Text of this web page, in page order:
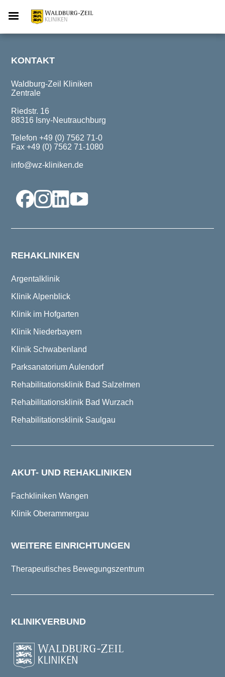
KONTAKT
Waldburg-Zeil Kliniken
Zentrale
Riedstr. 16
88316 Isny-Neutrauchburg
Telefon +49 (0) 7562 71-0
Fax +49 (0) 7562 71-1080
info@wz-kliniken.de
REHAKLINIKEN
Argentalklinik
Klinik Alpenblick
Klinik im Hofgarten
Klinik Niederbayern
Klinik Schwabenland
Parksanatorium Aulendorf
Rehabilitationsklinik Bad Salzelmen
Rehabilitationsklinik Bad Wurzach
Rehabilitationsklinik Saulgau
AKUT- UND REHAKLINIKEN
Fachkliniken Wangen
Klinik Oberammergau
WEITERE EINRICHTUNGEN
Therapeutisches Bewegungszentrum
KLINIKVERBUND